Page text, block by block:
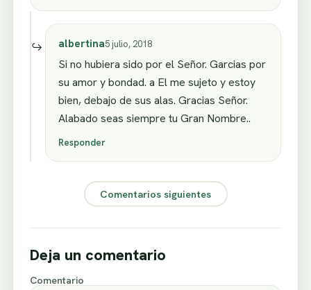
albertina5 julio, 2018
Si no hubiera sido por el Señor. Garcias por
su amor y bondad. a El me sujeto y estoy
bien, debajo de sus alas. Gracias Señor.
Alabado seas siempre tu Gran Nombre..
Responder
Comentarios siguientes
Deja un comentario
Comentario